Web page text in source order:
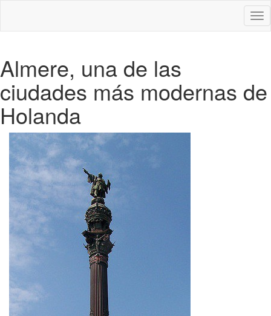
Almere, una de las
ciudades más modernas de
Holanda